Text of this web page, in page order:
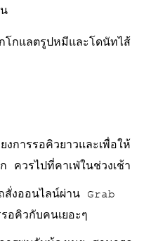
กแลตรูปหมีและโดนัทไส้
งการรอคิวยาวและเพื่อให้
ควรไปที่คาเฟ่ในช่วงเช้า
งออนไลน์ผ่าน Grab
อคิวกับคนเยอะๆ